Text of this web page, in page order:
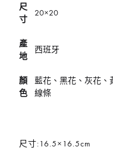
尺
寸
20×20
產
地
西班牙
顏
色
藍花、黑花、灰花、
線條
尺寸:16.5×16.5cm